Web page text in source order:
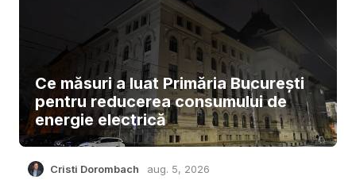
Ce măsuri a luat Primăria București
pentru reducerea consumului de
energie electrică
Cristi Dorombach aug. 5, 2026